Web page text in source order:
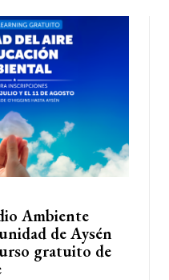
Ambiente
de Aysén
gratuito de